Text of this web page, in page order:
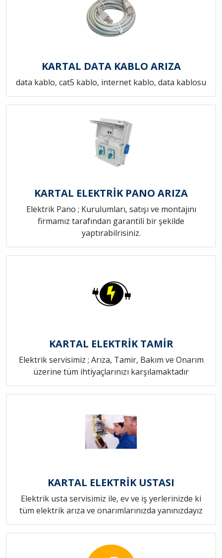
KARTAL DATA KABLO ARIZA
data kablo, cat5 kablo, internet kablo, data kablosu
KARTAL ELEKTRİK PANO ARIZA
Elektrik Pano ; Kurulumları, satışı ve montajını
firmamız tarafından garantili bir şekilde
yaptırabilrisiniz.
KARTAL ELEKTRİK TAMİR
Elektrik servisimiz ; Arıza, Tamir, Bakım ve Onarım
üzerine tüm ihtiyaçlarınızı karşılamaktadır
KARTAL ELEKTRİK USTASI
Elektrik usta servisimiz ile, ev ve iş yerlerinizde ki
tüm elektrik arıza ve onarımlarınızda yanınızdayız